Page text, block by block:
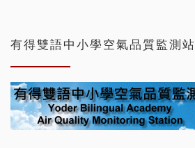
有得雙語中小學空氣品質監測站